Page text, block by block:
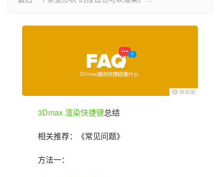
3Dmax渲染快捷键总结
相关推荐：《常见问题》
方法一：